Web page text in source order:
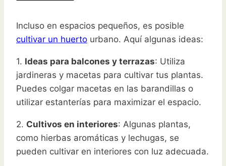
Incluso en espacios pequeños, es posible
cultivar un huerto urbano. Aquí algunas ideas:
1. Ideas para balcones y terrazas: Utiliza
jardineras y macetas para cultivar tus plantas.
Puedes colgar macetas en las barandillas o
utilizar estanterías para maximizar el espacio.
2. Cultivos en interiores: Algunas plantas,
como hierbas aromáticas y lechugas, se
pueden cultivar en interiores con luz adecuada.